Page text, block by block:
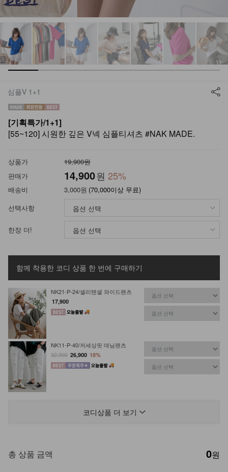
심플V 1+1
[기획특가/1+1]
[55~120] 시원한 깊은 V넥 심플티셔츠 #NAK MADE.
상품가
19,900원
판매가
14,900원 25%
배송비 3,000원 (70,000이상 무료)
선택사항
한장 더!
함께 착용한 코디 상품 한 번에 구매하기
NK21-P-24/셀리텐셀 와이드팬츠
17,900
NK11-P-40/저세상핏 데님팬츠
32,900 26,900 18%
35,900 10%
NK21-P-13/에데스 부츠컷팬츠
코디상품 더 보기
총 상품 금액 0원